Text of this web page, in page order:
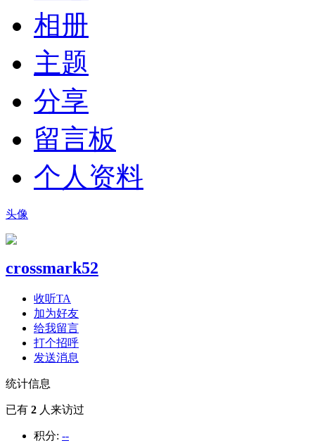
相册
主题
分享
留言板
个人资料
头像
crossmark52
收听TA
加为好友
给我留言
打个招呼
发送消息
统计信息
已有 2 人来访过
积分: --